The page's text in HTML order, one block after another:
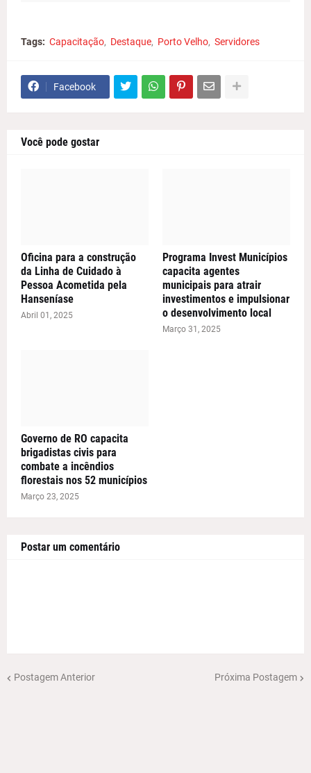
Tags: Capacitação Destaque Porto Velho Servidores
Facebook
Você pode gostar
Oficina para a construção
da Linha de Cuidado à
Pessoa Acometida pela
Hanseníase
Abril 01, 2025
Programa Invest Municípios
capacita agentes
municipais para atrair
investimentos e impulsionar
o desenvolvimento local
Março 31, 2025
Governo de RO capacita
brigadistas civis para
combate a incêndios
florestais nos 52 municípios
Março 23, 2025
Postar um comentário
Postagem Anterior Próxima Postagem